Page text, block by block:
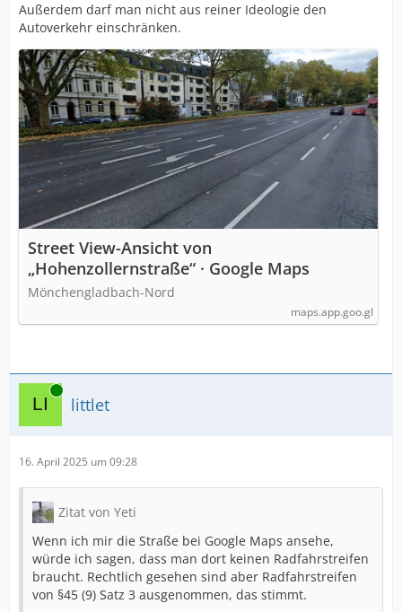
Außerdem darf man nicht aus reiner Ideologie den
Autoverkehr einschränken.
Street View-Ansicht von
„Hohenzollernstraße“ · Google Maps
Mönchengladbach-Nord
maps.app.goo.gl
Online
littlet
16. April 2025 um 09:28
Zitat von Yeti
Wenn ich mir die Straße bei Google Maps ansehe,
würde ich sagen, dass man dort keinen Radfahrstreifen
braucht. Rechtlich gesehen sind aber Radfahrstreifen
von §45 (9) Satz 3 ausgenommen, das stimmt.